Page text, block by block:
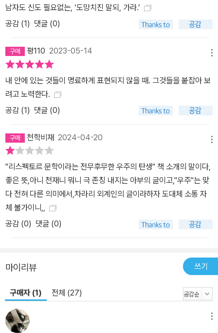
남자도 신도 필요없는, ‘도망치진 말되, 가라.’
공감 (1) 댓글 (0)
평110 2023-05-14
내 안에 있는 것들이 명료하게 표현되지 않을 때. 그것들을 붙잡아 보
려고 노력한다.
공감 (1) 댓글 (0)
천학비재 2024-04-20
"리스펙토르 문학이라는 전무후무한 우주의 탄생" 책 소개의 말이다,
좋은 뜻,아니 천재니 뭐니 극 존칭 내지는 아부의 글이고,"우주"는 맞
다 전혀 다른 의미에서,차라리 외계인의 글이라하자 도대체 소통 자
체 불가이니,,
공감 (0) 댓글 (0)
마이리뷰 쓰기
구매자 (1) 전체 (27)